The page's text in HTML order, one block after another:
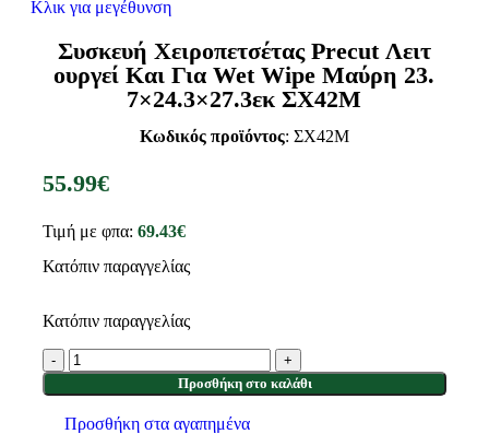
Κλικ για μεγέθυνση
Συσκευή Χειροπετσέτας Precut Λειτ
ουργεί Και Για Wet Wipe Μαύρη 23.
7×24.3×27.3εκ ΣΧ42Μ
Κωδικός προϊόντος: ΣΧ42Μ
55.99€
Τιμή με φπα: 69.43€
Κατόπιν παραγγελίας
Κατόπιν παραγγελίας
Προσθήκη στο καλάθι
Προσθήκη στα αγαπημένα